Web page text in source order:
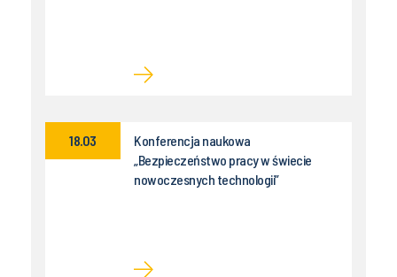
Konferencja naukowa
„Bezpieczeństwo pracy w świecie
nowoczesnych technologii”
18.03